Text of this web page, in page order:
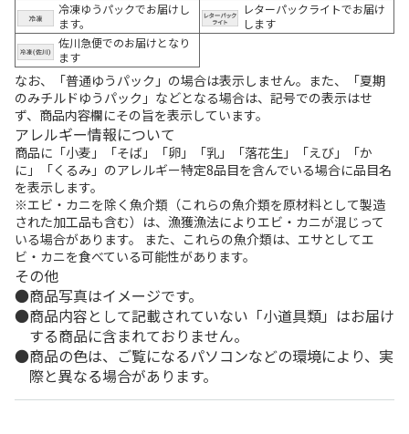
冷凍ゆうパックでお届けし
ます。
レターパックライトでお届け
します
佐川急便でのお届けとなり
ます
なお、「普通ゆうパック」の場合は表示しません。また、「夏期
のみチルドゆうパック」などとなる場合は、記号での表示はせ
ず、商品内容欄にその旨を表示しています。
アレルギー情報について
商品に「小麦」「そば」「卵」「乳」「落花生」「えび」「か
に」「くるみ」のアレルギー特定8品目を含んでいる場合に品目名
を表示します。
※エビ・カニを除く魚介類（これらの魚介類を原材料として製造
された加工品も含む）は、漁獲漁法によりエビ・カニが混じって
いる場合があります。 また、これらの魚介類は、エサとしてエ
ビ・カニを食べている可能性があります。
その他
商品写真はイメージです。
商品内容として記載されていない「小道具類」はお届け
する商品に含まれておりません。
商品の色は、ご覧になるパソコンなどの環境により、実
際と異なる場合があります。